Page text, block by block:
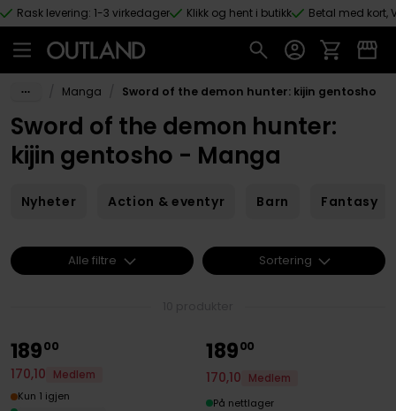
Hopp til hovedinnhold
Rask levering: 1-3 virkedager Klikk og hent i butikk Betal med kort,
Manga Sword of the demon hunter: kijin gentosho
Sword of the demon hunter:
kijin gentosho - Manga
Nyheter Action & eventyr Barn Fantasy
18900
170,10
Medlem
Kun 1 igjen
18900
170,10
Medlem
På nettlager
Alle filtre Sortering